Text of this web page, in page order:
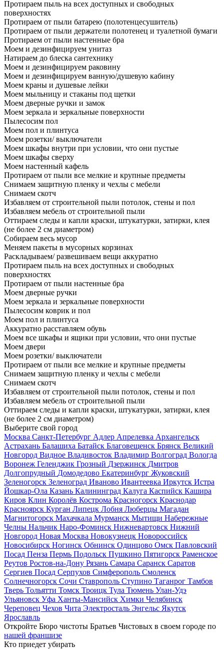
Протираем пыль на всех доступных и свободных
поверхностях
Протираем от пыли батарею (полотенцесушитель)
Протираем от пыли держатели полотенец и туалетной бумаги
Протираем от пыли настенные бра
Моем и дезинфицируем унитаз
Натираем до блеска сантехнику
Моем и дезинфицируем раковину
Моем и дезинфицируем ванную/душевую кабину
Моем краны и душевые лейки
Моем мыльницу и стаканы под щетки
Моем дверные ручки и замок
Моем зеркала и зеркальные поверхности
Пылесосим пол
Моем пол и плинтуса
Моем розетки/ выключатели
Моем шкафы внутри при условии, что они пустые
Моем шкафы сверху
Моем настенный кафель
Протираем от пыли все мелкие и крупные предметы
Снимаем защитную пленку и чехлы с мебели
Снимаем скотч
Избавляем от строительной пыли потолок, стены и пол
Избавляем мебель от строительной пыли
Оттираем следы и капли краски, штукатурки, затирки, клея
(не более 2 см диаметром)
Собираем весь мусор
Меняем пакеты в мусорных корзинах
Раскладываем/ развешиваем вещи аккуратно
Протираем пыль на всех доступных и свободных
поверхностях
Протираем от пыли настенные бра
Моем дверные ручки
Моем зеркала и зеркальные поверхности
Пылесосим коврик и пол
Моем пол и плинтуса
Аккуратно расставляем обувь
Моем все шкафы и ящики при условии, что они пустые
Моем двери
Моем розетки/ выключатели
Протираем от пыли все мелкие и крупные предметы
Снимаем защитную пленку и чехлы с мебели
Снимаем скотч
Избавляем от строительной пыли потолок, стены и пол
Избавляем мебель от строительной пыли
Оттираем следы и капли краски, штукатурки, затирки, клея
(не более 2 см диаметром)
Выберите свой город
Москва Санкт-Петербург Адлер Апрелевка Архангельск
Астрахань Балашиха Батайск Благовещенск Брянск Великий
Новгород Видное Владивосток Владимир Волгоград Вологда
Воронеж Геленджик Грозный Дзержинск Дмитров
Долгопрудный Домодедово Екатеринбург Жуковский
Зеленогорск Зеленоград Иваново Ивантеевка Иркутск Истра
Йошкар-Ола Казань Калининград Калуга Каспийск Кашира
Киров Клин Королёв Кострома Красногорск Краснодар
Красноярск Курган Липецк Лобня Люберцы Магадан
Магнитогорск Махачкала Мурманск Мытищи Набережные
Челны Нальчик Наро-Фоминск Нижневартовск Нижний
Новгород Новая Москва Новокузнецк Новороссийск
Новосибирск Ногинск Обнинск Одинцово Омск Павловский
Посад Пенза Пермь Подольск Пушкино Пятигорск Раменское
Реутов Ростов-на-Дону Рязань Самара Саранск Саратов
Сергиев Посад Серпухов Симферополь Смоленск
Солнечногорск Сочи Ставрополь Ступино Таганрог Тамбов
Тверь Тольятти Томск Троицк Тула Тюмень Улан-Удэ
Ульяновск Уфа Ханты-Мансийск Химки Челябинск
Череповец Чехов Чита Электросталь Энгельс Якутск
Ярославль
Откройте Бюро чистоты Братьев Чистовых в своем городе по
нашей франшизе
Кто приедет убирать